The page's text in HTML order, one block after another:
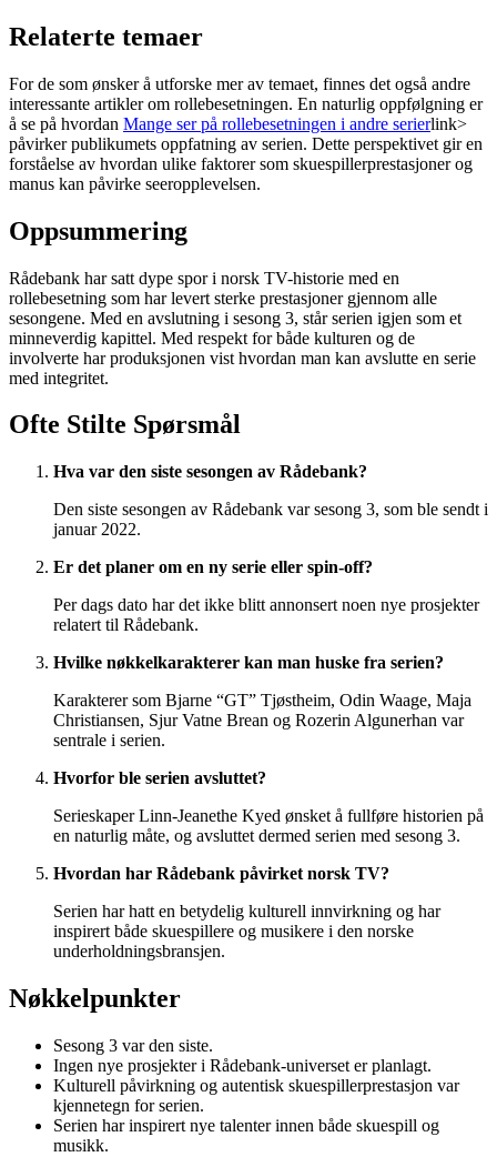
Relaterte temaer
For de som ønsker å utforske mer av temaet, finnes det også andre
interessante artikler om rollebesetningen. En naturlig oppfølgning er
å se på hvordan Mange ser på rollebesetningen i andre serierlink>
påvirker publikumets oppfatning av serien. Dette perspektivet gir en
forståelse av hvordan ulike faktorer som skuespillerprestasjoner og
manus kan påvirke seeropplevelsen.
Oppsummering
Rådebank har satt dype spor i norsk TV-historie med en
rollebesetning som har levert sterke prestasjoner gjennom alle
sesongene. Med en avslutning i sesong 3, står serien igjen som et
minneverdig kapittel. Med respekt for både kulturen og de
involverte har produksjonen vist hvordan man kan avslutte en serie
med integritet.
Ofte Stilte Spørsmål
Hva var den siste sesongen av Rådebank?
Den siste sesongen av Rådebank var sesong 3, som ble sendt i
januar 2022.
Er det planer om en ny serie eller spin-off?
Per dags dato har det ikke blitt annonsert noen nye prosjekter
relatert til Rådebank.
Hvilke nøkkelkarakterer kan man huske fra serien?
Karakterer som Bjarne “GT” Tjøstheim, Odin Waage, Maja
Christiansen, Sjur Vatne Brean og Rozerin Algunerhan var
sentrale i serien.
Hvorfor ble serien avsluttet?
Serieskaper Linn-Jeanethe Kyed ønsket å fullføre historien på
en naturlig måte, og avsluttet dermed serien med sesong 3.
Hvordan har Rådebank påvirket norsk TV?
Serien har hatt en betydelig kulturell innvirkning og har
inspirert både skuespillere og musikere i den norske
underholdningsbransjen.
Nøkkelpunkter
Sesong 3 var den siste.
Ingen nye prosjekter i Rådebank-universet er planlagt.
Kulturell påvirkning og autentisk skuespillerprestasjon var
kjennetegn for serien.
Serien har inspirert nye talenter innen både skuespill og
musikk.